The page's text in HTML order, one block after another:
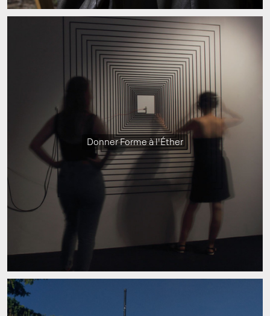
Donner Forme à l'Éther